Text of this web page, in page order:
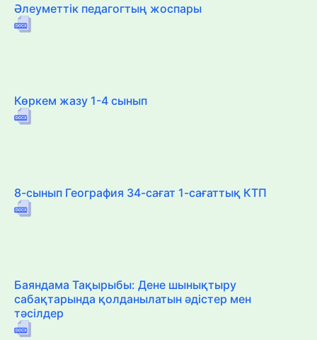
Әлеуметтік педагогтың жоспары
Көркем жазу 1-4 сынып
8-сынып География 34-сағат 1-сағаттық КТП
Баяндама Тақырыбы: Дене шынықтыру
сабақтарында қолданылатын әдістер мен
тәсілдер